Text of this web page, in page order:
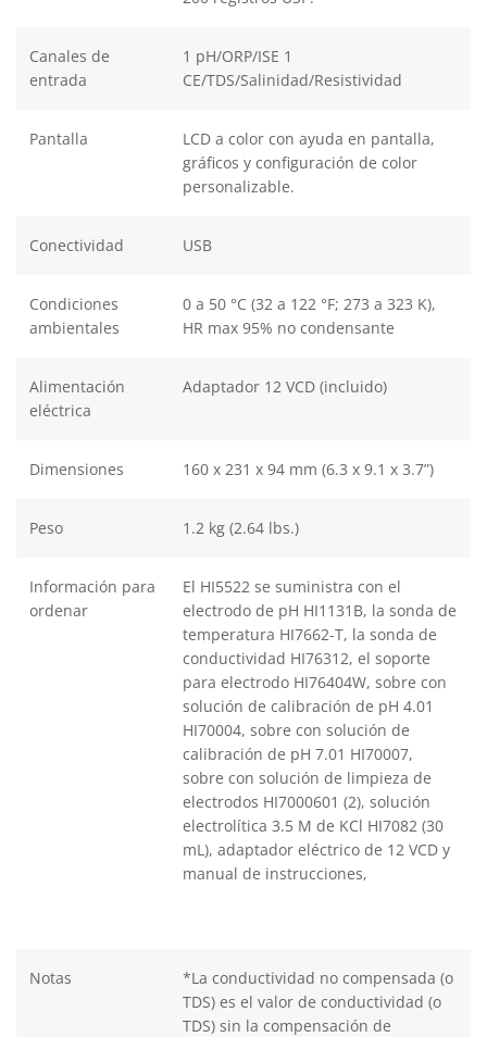
Canales de
entrada
1 pH/ORP/ISE 1
CE/TDS/Salinidad/Resistividad
Pantalla
LCD a color con ayuda en pantalla,
gráficos y configuración de color
personalizable.
Conectividad USB
Condiciones
ambientales
0 a 50 °C (32 a 122 °F; 273 a 323 K),
HR max 95% no condensante
Alimentación
eléctrica
Adaptador 12 VCD (incluido)
Dimensiones 160 x 231 x 94 mm (6.3 x 9.1 x 3.7”)
Peso 1.2 kg (2.64 lbs.)
Información para
ordenar
El HI5522 se suministra con el
electrodo de pH HI1131B, la sonda de
temperatura HI7662-T, la sonda de
conductividad HI76312, el soporte
para electrodo HI76404W, sobre con
solución de calibración de pH 4.01
HI70004, sobre con solución de
calibración de pH 7.01 HI70007,
sobre con solución de limpieza de
electrodos HI7000601 (2), solución
electrolítica 3.5 M de KCl HI7082 (30
mL), adaptador eléctrico de 12 VCD y
manual de instrucciones,
Notas
*La conductividad no compensada (o
TDS) es el valor de conductividad (o
TDS) sin la compensación de